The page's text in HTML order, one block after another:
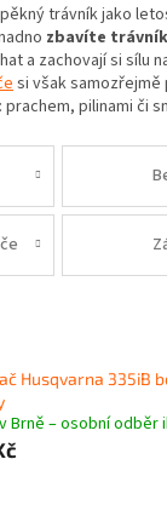
trávník jako
zbavíte
a zachovají si sílu
si však samozřejmě
pilinami či
Husqvarna 335iB
Brně – osobní odběr